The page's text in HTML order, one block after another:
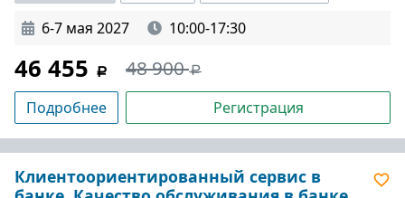
6-7 мая 2027 10:00-17:30
46 455 48 900
Подробнее Регистрация
Клиентоориентированный сервис в